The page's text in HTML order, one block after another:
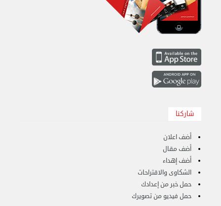
نقل عفش الكويت 50636444 فك وتركيب ايكيا محلي ...
السبت 31 أغسطس 2024 06:31 م
شاركنا
أضف اعلان
أضف مقال
أضف إهداء
الشكاوى والاقتراحات
حمل خبر من إعدادك
حمل فيديو من تصويرك